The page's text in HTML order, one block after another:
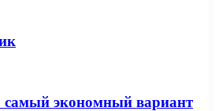
самый экономный вариант